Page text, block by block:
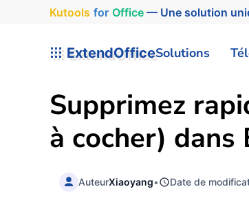
Kutools for Office— Une solution
ExtendOfficeSolutions
Supprimez
à cocher) dans
AuteurXiaoyang• Date de